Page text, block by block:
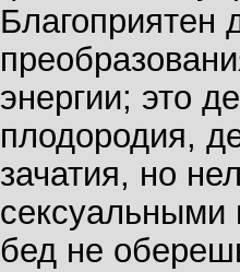
Благоприятен
энергии; это
плодородия,
зачатия, но
сексуальными
бед не